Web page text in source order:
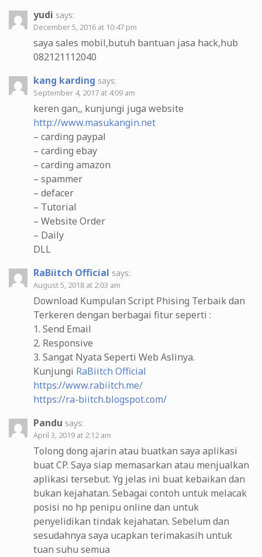
yudi says:
December 5, 2016 at 10:47 pm
saya sales mobil,butuh bantuan jasa hack,hub
082121112040
kang karding says:
September 4, 2017 at 4:09 am
keren gan,, kunjungi juga website
http://www.masukangin.net
– carding paypal
– carding ebay
– carding amazon
– spammer
– defacer
– Tutorial
– Website Order
– Daily
DLL
RaBiitch Official says:
August 5, 2018 at 2:03 am
Download Kumpulan Script Phising Terbaik dan
Terkeren dengan berbagai fitur seperti :
1. Send Email
2. Responsive
3. Sangat Nyata Seperti Web Aslinya.
Kunjungi RaBiitch Official
https://www.rabiitch.me/
https://ra-biitch.blogspot.com/
Pandu says:
April 3, 2019 at 2:12 am
Tolong dong ajarin atau buatkan saya aplikasi
buat CP. Saya siap memasarkan atau menjualkan
aplikasi tersebut. Yg jelas ini buat kebaikan dan
bukan kejahatan. Sebagai contoh untuk melacak
posisi no hp penipu online dan untuk
penyelidikan tindak kejahatan. Sebelum dan
sesudahnya saya ucapkan terimakasih untuk
tuan suhu semua